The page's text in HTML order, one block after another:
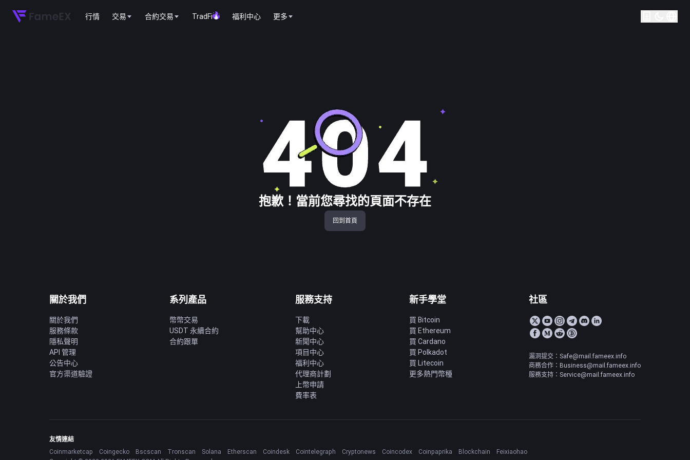
行情 交易 合約交易 TradFi 福利中心 更多
抱歉！當前您尋找的頁面不存在
回到首頁
關於我們
關於我們
服務條款
隱私聲明
API 管理
公告中心
官方渠道驗證
系列產品
幣幣交易
USDT 永續合約
合約跟單
服務支持
下載
幫助中心
新聞中心
項目中心
福利中心
代理商計劃
上幣申請
費率表
新手學堂
買 Bitcoin
買 Ethereum
買 Cardano
買 Polkadot
買 Litecoin
更多熱門幣種
社區
漏洞提交：Safe@mail.fameex.info
商務合作：Business@mail.fameex.info
服務支持：Service@mail.fameex.info
友情連結
Coinmarketcap
Coingecko Bscscan Tronscan Solana Etherscan Coindesk Cointelegraph Cryptonews Coincodex Coinpaprika Blockchain
Feixiaohao